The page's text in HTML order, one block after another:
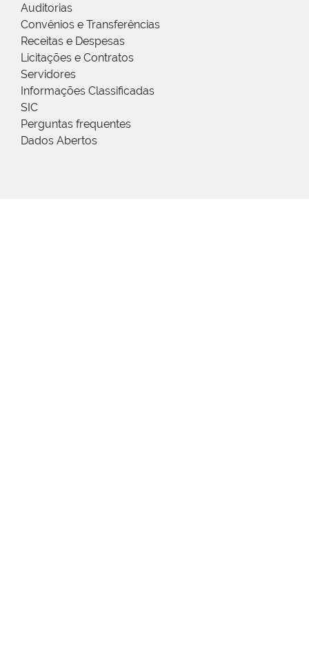
Auditorias
Convênios e Transferências
Receitas e Despesas
Licitações e Contratos
Servidores
Informações Classificadas
SIC
Perguntas frequentes
Dados Abertos